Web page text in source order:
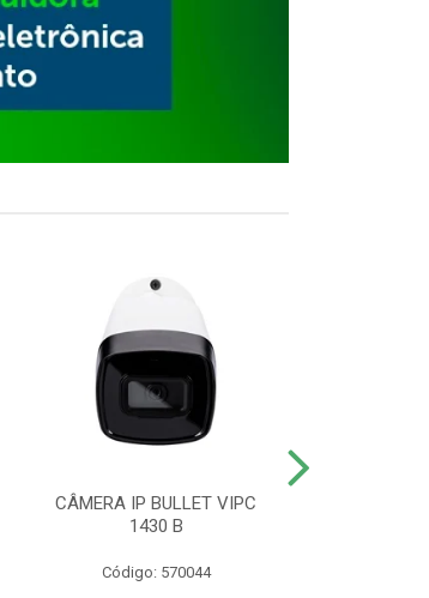
CÂMERA IP BULLET VIPC
1430 B
Código: 570044